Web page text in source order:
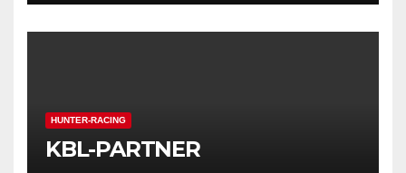
HUNTER-RACING
KBL-PARTNER